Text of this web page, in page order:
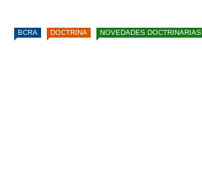
BCRA DOCTRINA NOVEDADES DOCTRINARIAS